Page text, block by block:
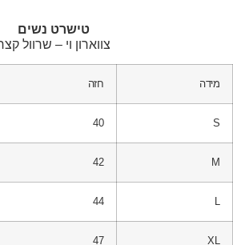
טישרט נשים
צווארון וי – שרוול קצר
מידה חזה
S
40
M
42
44
XL
47